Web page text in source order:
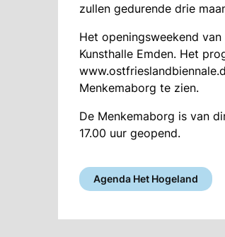
zullen gedurende drie
Het openingsweekend
Kunsthalle Emden. Het
Menkemaborg te zien.
De Menkemaborg is van
17.00 uur geopend.
Agenda Het Hogeland